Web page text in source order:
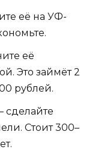
её на УФ-
её
Это займёт 2
рублей.
сделайте
Стоит 300–